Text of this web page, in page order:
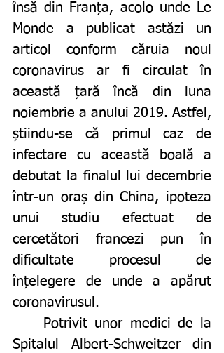
însă din Franța, acolo unde Le
Monde a publicat astăzi un
articol conform căruia noul
coronavirus ar fi circulat în
această țară încă din luna
noiembrie a anului 2019. Astfel,
știindu-se că primul caz de
infectare cu această boală a
debutat la finalul lui decembrie
într-un oraș din China, ipoteza
unui studiu efectuat de
cercetători francezi pun în
dificultate procesul de
înțelegere de unde a apărut
coronavirusul.
Spitalul Albert-Schweitzer din